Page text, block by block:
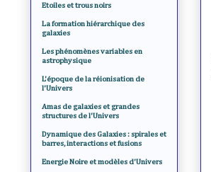
Etoiles et trous noirs
La formation hiérarchique des
galaxies
Les phénomènes variables en
astrophysique
L'époque de la réionisation de
l'Univers
Amas de galaxies et grandes
structures de l'Univers
Dynamique des Galaxies : spirales et
barres, interactions et fusions
Energie Noire et modèles d'Univers